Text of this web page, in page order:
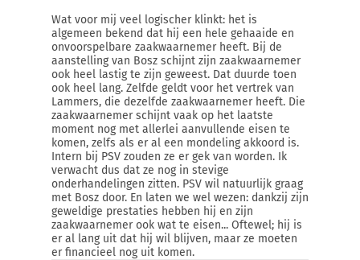
Wat voor mij veel logischer klinkt: het is
algemeen bekend dat hij een hele gehaaide en
onvoorspelbare zaakwaarnemer heeft. Bij de
aanstelling van Bosz schijnt zijn zaakwaarnemer
ook heel lastig te zijn geweest. Dat duurde toen
ook heel lang. Zelfde geldt voor het vertrek van
Lammers, die dezelfde zaakwaarnemer heeft. Die
zaakwaarnemer schijnt vaak op het laatste
moment nog met allerlei aanvullende eisen te
komen, zelfs als er al een mondeling akkoord is.
Intern bij PSV zouden ze er gek van worden. Ik
verwacht dus dat ze nog in stevige
onderhandelingen zitten. PSV wil natuurlijk graag
met Bosz door. En laten we wel wezen: dankzij zijn
geweldige prestaties hebben hij en zijn
zaakwaarnemer ook wat te eisen... Oftewel; hij is
er al lang uit dat hij wil blijven, maar ze moeten
er financieel nog uit komen.